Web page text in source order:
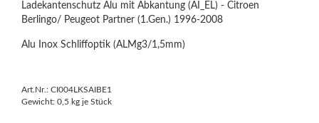
Ladekantenschutz Alu mit Abkantung (AI_EL) - Citroen
Berlingo/ Peugeot Partner (1.Gen.) 1996-2008
Alu Inox Schliffoptik (ALMg3/1,5mm)
Art.Nr.: CI004LKSAIBE1
Gewicht: 0,5 kg je Stück